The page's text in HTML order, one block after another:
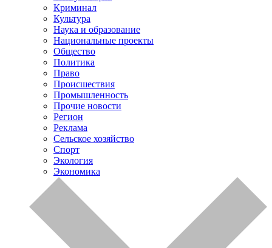
Криминал
Культура
Наука и образование
Национальные проекты
Общество
Политика
Право
Происшествия
Промышленность
Прочие новости
Регион
Реклама
Сельское хозяйство
Спорт
Экология
Экономика